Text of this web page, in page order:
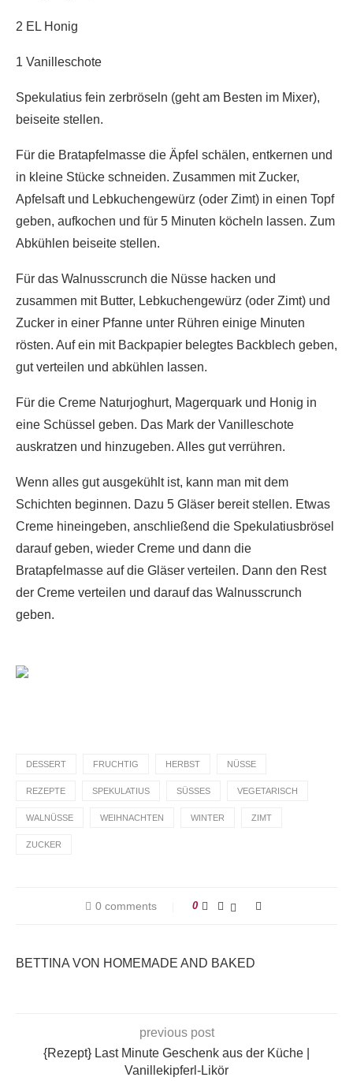
2 EL Honig
1 Vanilleschote
Spekulatius fein zerbröseln (geht am Besten im Mixer),
beiseite stellen.
Für die Bratapfelmasse die Äpfel schälen, entkernen und
in kleine Stücke schneiden. Zusammen mit Zucker,
Apfelsaft und Lebkuchengewürz (oder Zimt) in einen Topf
geben, aufkochen und für 5 Minuten köcheln lassen. Zum
Abkühlen beiseite stellen.
Für das Walnusscrunch die Nüsse hacken und
zusammen mit Butter, Lebkuchengewürz (oder Zimt) und
Zucker in einer Pfanne unter Rühren einige Minuten
rösten. Auf ein mit Backpapier belegtes Backblech geben,
gut verteilen und abkühlen lassen.
Für die Creme Naturjoghurt, Magerquark und Honig in
eine Schüssel geben. Das Mark der Vanilleschote
auskratzen und hinzugeben. Alles gut verrühren.
Wenn alles gut ausgekühlt ist, kann man mit dem
Schichten beginnen. Dazu 5 Gläser bereit stellen. Etwas
Creme hineingeben, anschließend die Spekulatiusbrösel
darauf geben, wieder Creme und dann die
Bratapfelmasse auf die Gläser verteilen. Dann den Rest
der Creme verteilen und darauf das Walnusscrunch
geben.
DESSERT FRUCHTIG HERBST NÜSSE
REZEPTE SPEKULATIUS SÜSSES VEGETARISCH
WALNÜSSE WEIHNACHTEN WINTER ZIMT
ZUCKER
0 comments 0
BETTINA VON HOMEMADE AND BAKED
previous post
{Rezept} Last Minute Geschenk aus der Küche |
Vanillekipferl-Likör